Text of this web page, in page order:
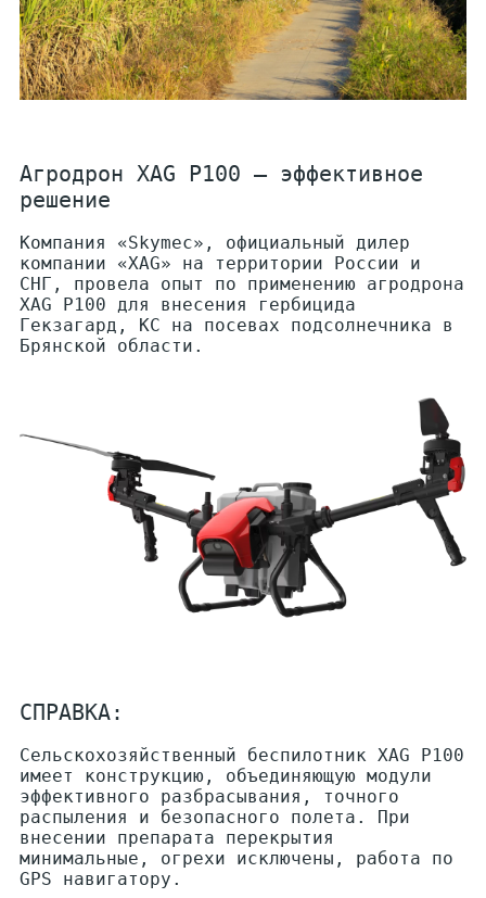
Агродрон XAG P100 — эффективное
решение
Компания «Skymec», официальный дилер
компании «XAG» на территории России и
СНГ, провела опыт по применению агродрона
XAG P100 для внесения гербицида
Гекзагард, КС на посевах подсолнечника в
Брянской области.
СПРАВКА:
Сельскохозяйственный беспилотник XAG P100
имеет конструкцию, объединяющую модули
эффективного разбрасывания, точного
распыления и безопасного полета.
При
внесении препарата перекрытия
минимальные, огрехи исключены, работа по
GPS навигатору.